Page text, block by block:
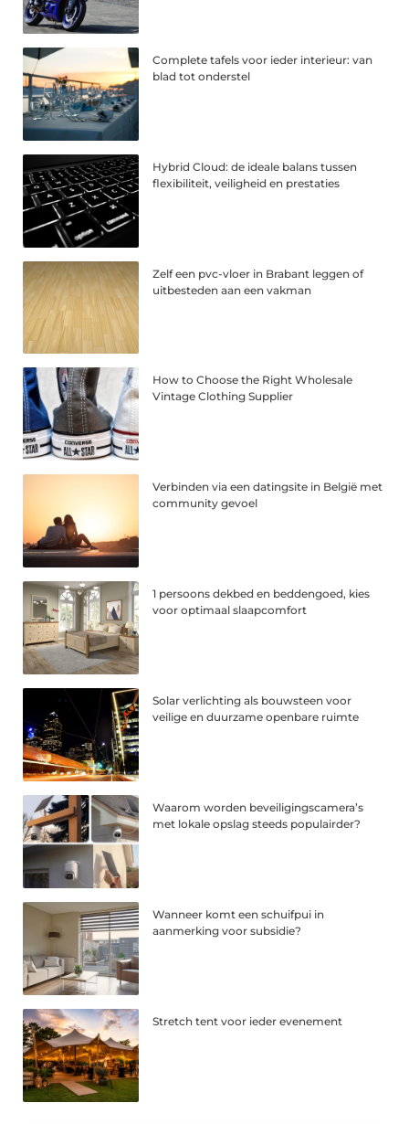
Complete tafels voor ieder interieur: van
blad tot onderstel
Hybrid Cloud: de ideale balans tussen
flexibiliteit, veiligheid en prestaties
Zelf een pvc-vloer in Brabant leggen of
uitbesteden aan een vakman
How to Choose the Right Wholesale
Vintage Clothing Supplier
Verbinden via een datingsite in België met
community gevoel
1 persoons dekbed en beddengoed, kies
voor optimaal slaapcomfort
Solar verlichting als bouwsteen voor
veilige en duurzame openbare ruimte
Waarom worden beveiligingscamera’s
met lokale opslag steeds populairder?
Wanneer komt een schuifpui in
aanmerking voor subsidie?
Stretch tent voor ieder evenement